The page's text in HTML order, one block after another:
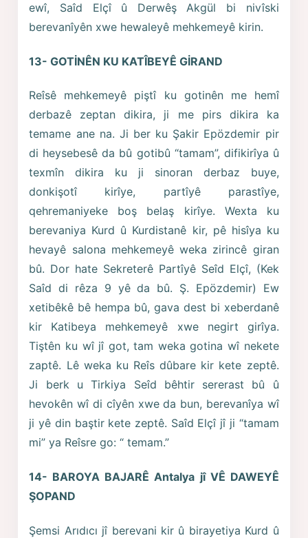
ewî, Saîd Elçî û Derwêş Akgül bi nivîski
berevanîyên xwe hewaleyê mehkemeyê kirin.
13- GOTİNÊN KU KATÎBEYÊ GİRAND
Reîsê mehkemeyê piştî ku gotinên me hemî
derbazê zeptan dikira, ji me pirs dikira ka
temame ane na. Ji ber ku Şakir Epözdemir pir
di heysebesê da bû gotibû “tamam”, difikirîya û
texmîn dikira ku ji sinoran derbaz buye,
donkişotî kirîye, partîyê parastîye,
qehremaniyeke boş belaş kirîye. Wexta ku
berevaniya Kurd û Kurdistanê kir, pê hisîya ku
hevayê salona mehkemeyê weka zirincê giran
bû. Dor hate Sekreterê Partîyê Seîd Elçî, (Kek
Saîd di rêza 9 yê da bû. Ş. Epözdemir) Ew
xetibêkê bê hempa bû, gava dest bi xeberdanê
kir Katibeya mehkemeyê xwe negirt girîya.
Tiştên ku wî jî got, tam weka gotina wî nekete
zaptê. Lê weka ku Reîs dûbare kir kete zeptê.
Ji berk u Tirkiya Seîd bêhtir sererast bû û
hevokên wî di cîyên xwe da bun, berevanîya wî
ji yê din baştir kete zeptê. Saîd Elçî jî ji “tamam
mi” ya Reîsre go: “ temam.”
14- BAROYA BAJARÊ Antalya jî VÊ DAWEYÊ
ŞOPAND
Şemsi Arıdıcı jî berevani kir û birayetiya Kurd û